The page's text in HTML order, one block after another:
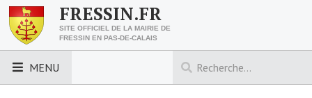
FRESSIN.FR
SITE OFFICIEL DE LA MAIRIE DE
FRESSIN EN PAS-DE-CALAIS
MENU